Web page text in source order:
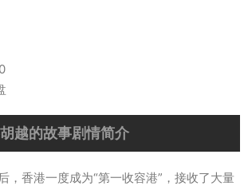
越的故事剧情简介
，香港一度成为“第一收容港”，接收了大量